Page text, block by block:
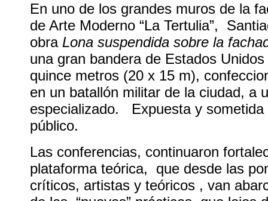
En uno de los grandes muros de la
de Arte Moderno “La Tertulia”,
obra Lona suspendida sobre la
una gran bandera de Estados
quince metros (20 x 15 m),
en un batallón militar de la ciudad, a
especializado. Expuesta y sometida
público.
Las conferencias, continuaron
plataforma teórica, que desde las
críticos, artistas y teóricos , van